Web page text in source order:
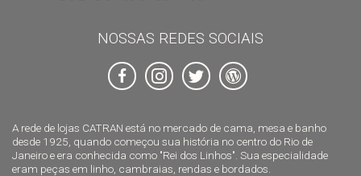
A rede de lojas CATRAN está no mercado de cama, mesa e banho
desde 1925, quando começou sua história no centro do Rio de
Janeiro e era conhecida como "Rei dos Linhos". Sua especialidade
eram peças em linho, cambraias, rendas e bordados.
NOSSAS REDES SOCIAIS